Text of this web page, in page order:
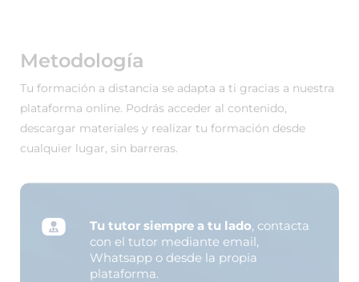
Metodología
Tu formación a distancia se adapta a ti gracias a nuestra
plataforma online. Podrás acceder al contenido,
descargar materiales y realizar tu formación desde
cualquier lugar, sin barreras.
Tu tutor siempre a tu lado, contacta
con el tutor mediante email,
Whatsapp o desde la propia
plataforma.